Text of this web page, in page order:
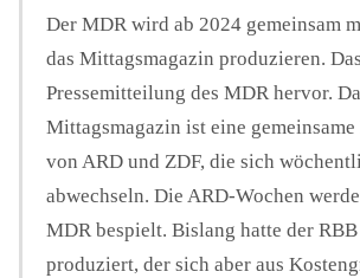
Der MDR wird ab 2024 gemeinsam
das Mittagsmagazin produzieren.
Pressemitteilung des MDR hervor.
Mittagsmagazin ist eine
von ARD und ZDF, die sich
abwechseln. Die ARD-Wochen
MDR bespielt. Bislang hatte der
produziert, der sich aber aus